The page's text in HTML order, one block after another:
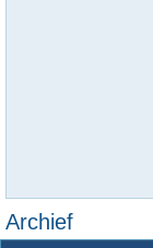
Archief